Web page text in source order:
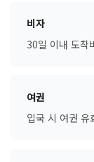
비자
30일 이내 도착
여권
입국 시 여권 유